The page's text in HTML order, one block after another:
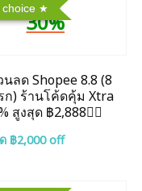
choice
30%
ลด Shopee 8.8 (8
ก) ร้านโค้ดคุ้ม Xtra
สูงสุด ฿2,888❤️‍🔥
฿2,000 off